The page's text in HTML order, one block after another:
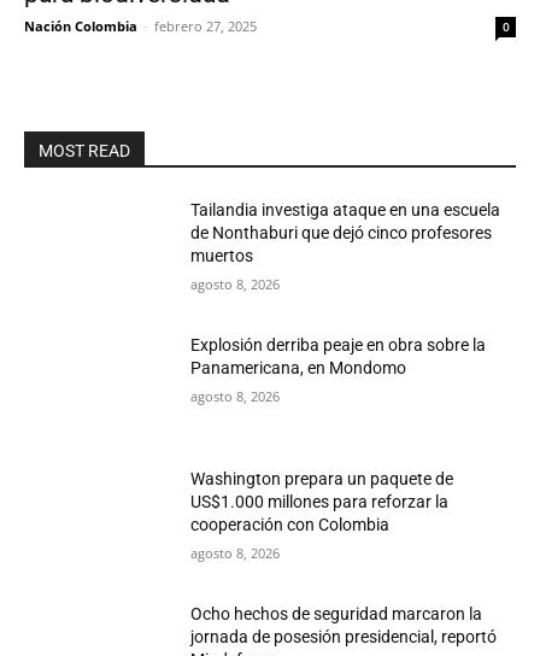
Nación Colombia - febrero 27, 2025 0
MOST READ
Tailandia investiga ataque en una escuela
de Nonthaburi que dejó cinco profesores
muertos
agosto 8, 2026
Explosión derriba peaje en obra sobre la
Panamericana, en Mondomo
agosto 8, 2026
Washington prepara un paquete de
US$1.000 millones para reforzar la
cooperación con Colombia
agosto 8, 2026
Ocho hechos de seguridad marcaron la
jornada de posesión presidencial, reportó